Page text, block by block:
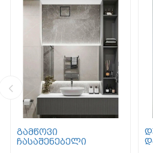
გამწოვი
ჩასაშენებელი